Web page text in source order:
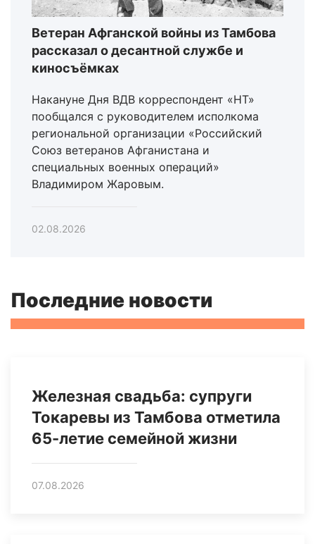
Ветеран Афганской войны из Тамбова
рассказал о десантной службе и
киносъёмках
Накануне Дня ВДВ корреспондент «НТ»
пообщался с руководителем исполкома
региональной организации «Российский
Союз ветеранов Афганистана и
специальных военных операций»
Владимиром Жаровым.
02.08.2026
Последние новости
Железная свадьба: супруги
Токаревы из Тамбова отметила
65-летие семейной жизни
07.08.2026